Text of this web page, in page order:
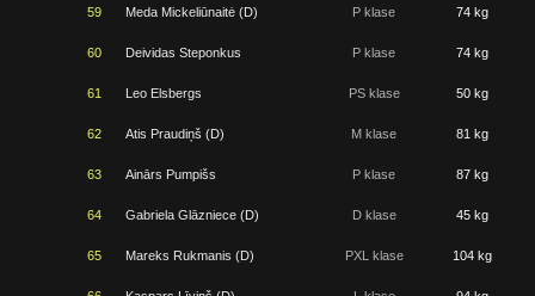
59 Meda Mickeliūnaitė (D) P klase 74 kg
60 Deividas Steponkus P klase 74 kg
61 Leo Elsbergs PS klase 50 kg
62 Atis Praudiņš (D) M klase 81 kg
63 Ainārs Pumpišs P klase 87 kg
64 Gabriela Glāzniece (D) D klase 45 kg
65 Mareks Rukmanis (D) PXL klase 104 kg